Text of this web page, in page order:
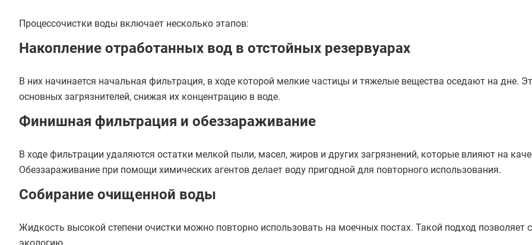
Процессочистки воды включает несколько этапов:
Накопление отработанных вод в отстойных резервуарах
В них начинается начальная фильтрация, в ходе которой мелкие частицы и тяжелые вещества оседают на дне.
основных загрязнителей, снижая их концентрацию в воде.
Финишная фильтрация и обеззараживание
В ходе фильтрации удаляются остатки мелкой пыли, масел, жиров и других загрязнений, которые влияют на
Обеззараживание при помощи химических агентов делает воду пригодной для повторного использования.
Собирание очищенной воды
Жидкость высокой степени очистки можно повторно использовать на моечных постах. Такой подход позволяет